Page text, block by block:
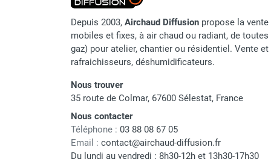
punaises de lit
Chauffage électrique infrarouge
Chauffage électrique par convection
Chauffage mobile au fioul et GNR
Chauffage fioul soufflant avec
Chauffage fioul soufflant avec
cheminée à raccorder sur citerne
Chauffage fioul soufflant sans
cheminée à combustion directe
Chauffage fioul
Depuis 2003, Airchaud Diffusion propose la
mobiles et fixes, à air chaud ou radiant, de
gaz) pour atelier, chantier ou résidentiel. Vente
rafraichisseurs, déshumidificateurs.
Nous trouver
35 route de Colmar, 67600 Sélestat, France
Nous contacter
Téléphone : 03 88 08 67 05
Email : contact@airchaud-diffusion.fr
Du lundi au vendredi : 8h30-12h et 13h30-17h30